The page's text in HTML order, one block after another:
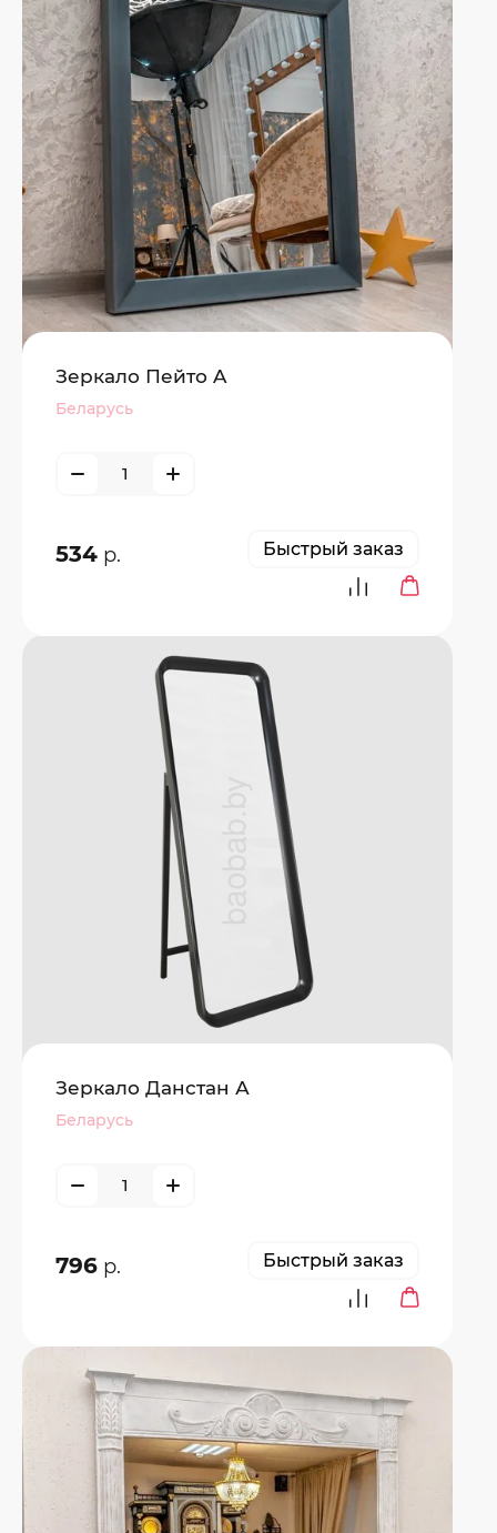
Зеркало Пейто A
Беларусь
534 р. Быстрый заказ
Зеркало Данстан А
Беларусь
796 р. Быстрый заказ